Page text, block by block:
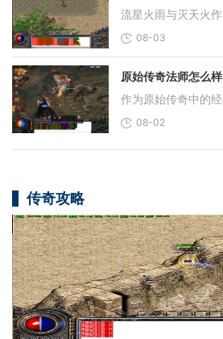
08-03
原始传奇法师怎么样
08-02
传奇攻略